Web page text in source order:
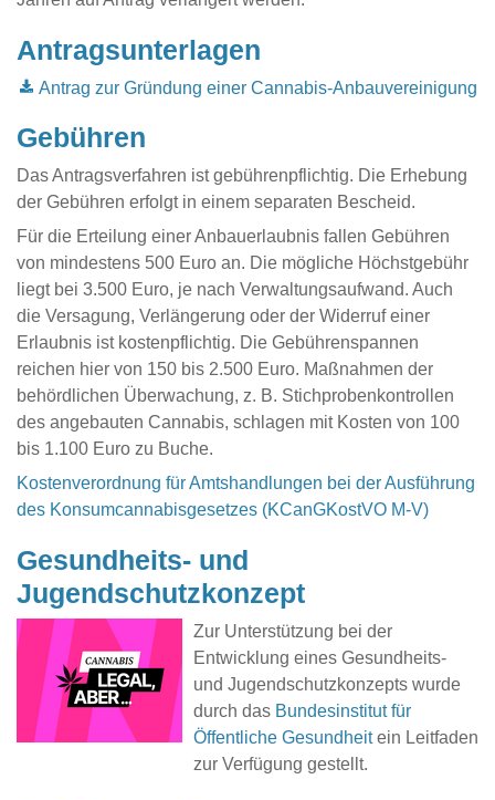
Antragsunterlagen
Antrag zur Gründung einer Cannabis-Anbauvereinigung
Gebühren
Das Antragsverfahren ist gebührenpflichtig. Die Erhebung
der Gebühren erfolgt in einem separaten Bescheid.
Für die Erteilung einer Anbauerlaubnis fallen Gebühren
von mindestens 500 Euro an. Die mögliche Höchstgebühr
liegt bei 3.500 Euro, je nach Verwaltungsaufwand. Auch
die Versagung, Verlängerung oder der Widerruf einer
Erlaubnis ist kostenpflichtig. Die Gebührenspannen
reichen hier von 150 bis 2.500 Euro. Maßnahmen der
behördlichen Überwachung, z. B. Stichprobenkontrollen
des angebauten Cannabis, schlagen mit Kosten von 100
bis 1.100 Euro zu Buche.
Kostenverordnung für Amtshandlungen bei der Ausführung
des Konsumcannabisgesetzes (KCanGKostVO M-V)
Gesundheits- und
Jugendschutzkonzept
Zur Unterstützung bei der
Entwicklung eines Gesundheits-
und Jugendschutzkonzepts wurde
durch das Bundesinstitut für
Öffentliche Gesundheitein Leitfaden
zur Verfügung gestellt.